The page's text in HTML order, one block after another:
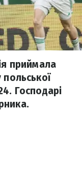
приймала
Господарі